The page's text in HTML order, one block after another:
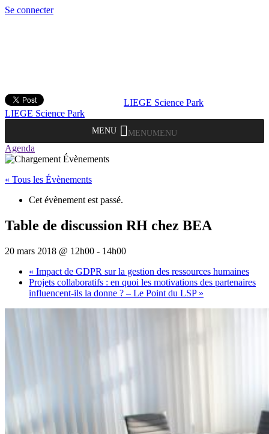
Se connecter
LIEGE Science Park
LIEGE Science Park
MENU MENU
Agenda
« Tous les Évènements
Cet évènement est passé.
Table de discussion RH chez BEA
20 mars 2018 @ 12h00 - 14h00
« Impact de GDPR sur la gestion des ressources humaines
Projets collaboratifs : en quoi les motivations des partenaires
influencent-ils la donne ? – Le Point du LSP »